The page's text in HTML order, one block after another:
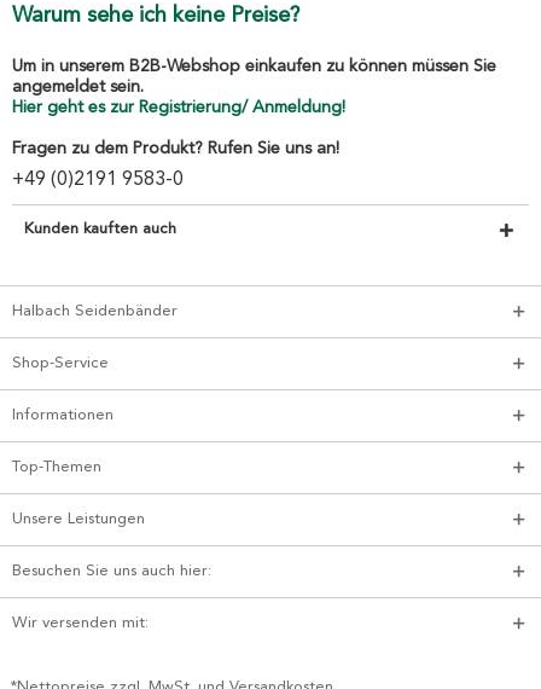
Warum sehe ich keine Preise?
Um in unserem B2B-Webshop einkaufen zu können müssen Sie
angemeldet sein.
Hier geht es zur Registrierung/ Anmeldung!
Fragen zu dem Produkt? Rufen Sie uns an!
+49 (0)2191 9583-0
Kunden kauften auch
Halbach Seidenbänder
Shop-Service
Informationen
Top-Themen
Unsere Leistungen
Besuchen Sie uns auch hier:
Wir versenden mit: